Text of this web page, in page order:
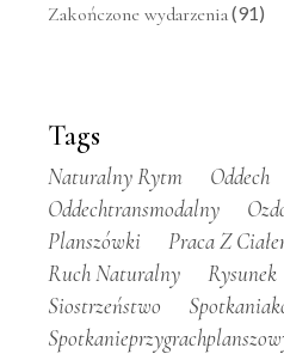
Zakończone wydarzenia(91)
Tags
Naturalny Rytm
Oddech
Oddechtransmodalny
Planszówki
Praca Z
Ruch Naturalny
Rysunek
Siostrzeństwo